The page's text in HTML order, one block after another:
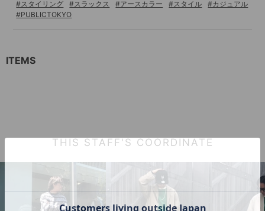
#スタイリング
#スラックス #アースカラー #スタイル
#カジュアル
#PUBLICTOKYO
ITEMS
THIS STAFF'S COORDINATE